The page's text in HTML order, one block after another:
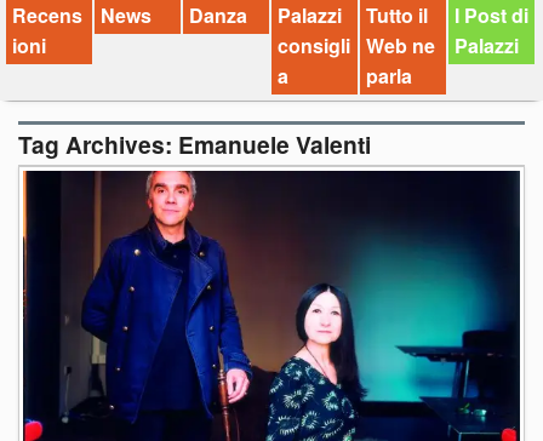
Video
Chi siamo
Contatti
dT in English
Recens
ioni
News Danza
Palazzi
consigli
a
Tutto il
Web ne
parla
I Post di
Palazzi
Tag Archives: Emanuele Valenti